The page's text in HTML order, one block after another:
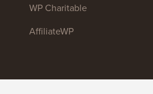
WP Charitable
AffiliateWP